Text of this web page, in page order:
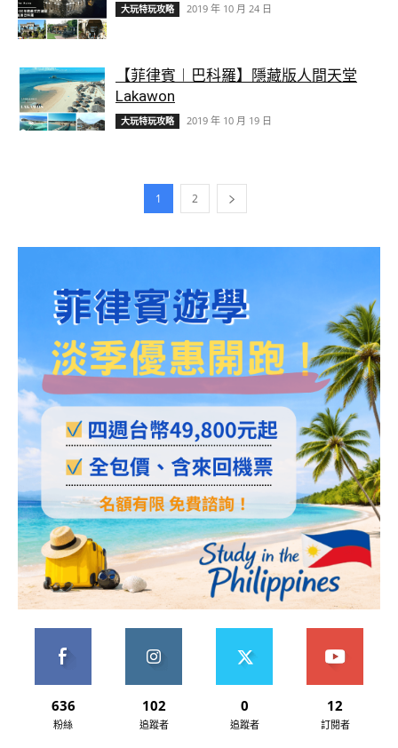
大玩特玩攻略 2019 年 10 月 24 日
【菲律賓︱巴科羅】隱藏版人間天堂
Lakawon
大玩特玩攻略 2019 年 10 月 19 日
1 2
636
粉絲
102
追蹤者
0
追蹤者
12
訂閱者